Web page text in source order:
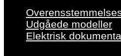
Udgåede modeller
Elektrisk